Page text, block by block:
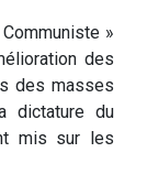
»
des
des masses
dictature du
mis sur les